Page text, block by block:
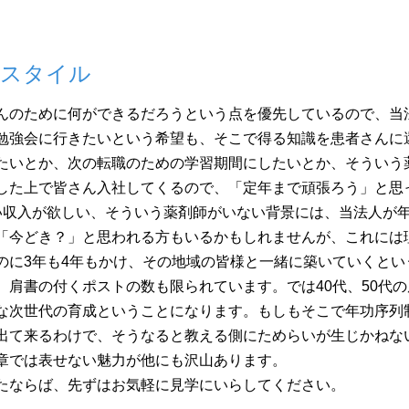
タイル
のために何ができるだろうという点を優先しているので、
強会に行きたいという希望も、そこで得る知識を患者さん
いとか、次の転職のための学習期間にしたいとか、そうい
た上で皆さん入社してくるので、「定年まで頑張ろう」と
入が欲しい、そういう薬剤師がいない背景には、当法人が
今どき？」と思われる方もいるかもしれませんが、これには
に3年も4年もかけ、その地域の皆様と一緒に築いていくと
肩書の付くポストの数も限られています。では40代、50代
次世代の育成ということになります。もしもそこで年功序
て来るわけで、そうなると教える側にためらいが生じかねな
は表せない魅力が他にも沢山あります。
らば、先ずはお気軽に見学にいらしてください。